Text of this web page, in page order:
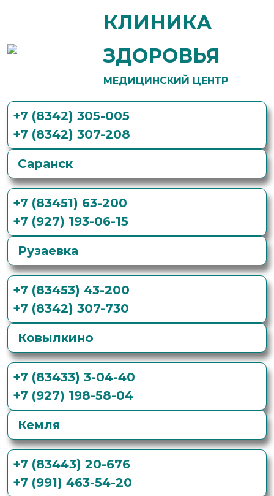
КЛИНИКА
ЗДОРОВЬЯ
МЕДИЦИНСКИЙ ЦЕНТР
+7 (8342) 305-005
+7 (8342) 307-208
Саранск
+7 (83451) 63-200
+7 (927) 193-06-15
Рузаевка
+7 (83453) 43-200
+7 (8342) 307-730
Ковылкино
+7 (83433) 3-04-40
+7 (927) 198-58-04
Кемля
+7 (83443) 20-676
+7 (991) 463-54-20